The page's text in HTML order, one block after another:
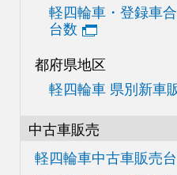
軽四輪車・登録車
台数
都府県地区
軽四輪車 県別新車
中古車販売
軽四輪車中古車販売